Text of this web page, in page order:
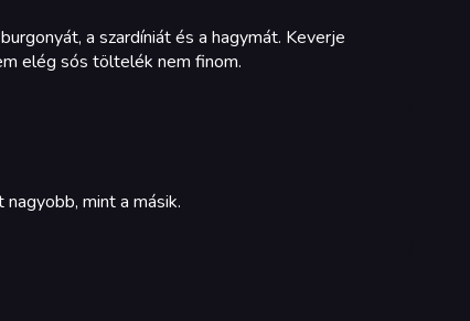
a szardíniát és a hagymát. Keverje
elég sós töltelék nem finom.
mint a másik.